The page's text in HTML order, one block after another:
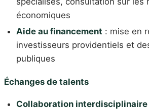
économiques
Aide au financement : mise en
investisseurs providentiels et
publiques
Échanges de talents
Collaboration interdisciplinaire